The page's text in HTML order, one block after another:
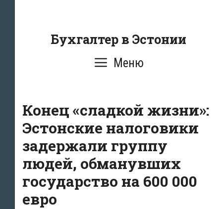
содержаниюБухгалтер в Эстонии
Меню
Конец «сладкой жизни»:
Эстонские налоговики
задержали группу
людей, обманувших
государство на 600 000
евро